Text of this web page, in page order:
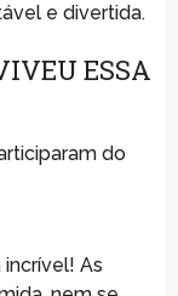
e divertida.
ESSA
do
As